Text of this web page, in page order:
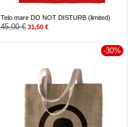
Telo mare DO NOT DISTURB (limited)
45,00€ 31,50 €
-30%